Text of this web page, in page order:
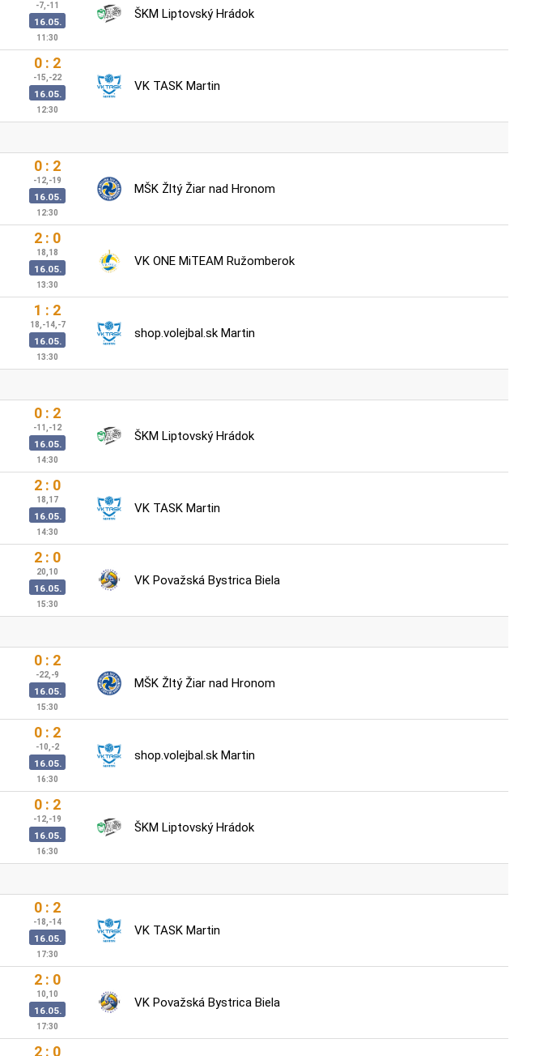
-7,-11
16.05.
11:30
ŠKM Liptovský Hrádok
0 : 2
-15,-22
16.05.
12:30
VK TASK Martin
0 : 2
-12,-19
16.05.
12:30
MŠK Žltý Žiar nad Hronom
2 : 0
18,18
16.05.
13:30
VK ONE MiTEAM Ružomberok
1 : 2
18,-14,-7
16.05.
13:30
shop.volejbal.sk Martin
0 : 2
-11,-12
16.05.
14:30
ŠKM Liptovský Hrádok
2 : 0
18,17
16.05.
14:30
VK TASK Martin
2 : 0
20,10
16.05.
15:30
VK Považská Bystrica Biela
0 : 2
-22,-9
16.05.
15:30
MŠK Žltý Žiar nad Hronom
0 : 2
-10,-2
16.05.
16:30
shop.volejbal.sk Martin
0 : 2
-12,-19
16.05.
16:30
ŠKM Liptovský Hrádok
0 : 2
-18,-14
16.05.
17:30
VK TASK Martin
2 : 0
10,10
16.05.
17:30
VK Považská Bystrica Biela
2 : 0